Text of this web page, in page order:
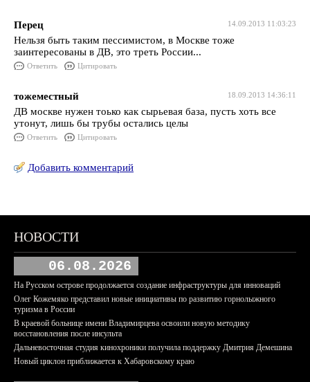
14.09.2013 11:03:23
Перец
Нельзя быть таким пессимистом, в Москве тоже
заинтересованы в ДВ, это треть России...
Ответить Цитировать
18.09.2013 14:36:11
тожеместный
ДВ москве нужен тоько как сырьевая база, пусть хоть все
утонут, лишь бы трубы остались целы
Ответить Цитировать
Добавить комментарий
НОВОСТИ
06.08.2026
На Русском острове продолжается создание инфраструктуры для инноваций
Олег Кожемяко представил новые инициативы по развитию горнолыжного
туризма в России
В краевой больнице имени Владимирцева освоили новую методику
восстановления после инсульта
Дальневосточная студия кинохроники получила поддержку Дмитрия Демешина
Новый циклон приближается к Хабаровскому краю